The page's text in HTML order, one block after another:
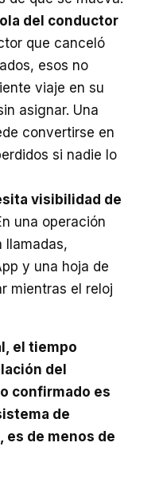
del conductor
que canceló
esos no
viaje en su
asignar. Una
convertirse en
si nadie lo
visibilidad de
una operación
llamadas,
y una hoja de
mientras el reloj
el tiempo
del
confirmado es
de
es de menos de